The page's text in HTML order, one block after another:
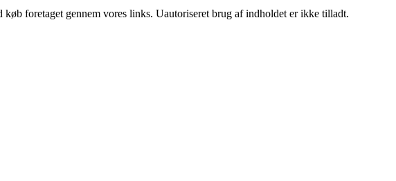
foretaget gennem vores links. Uautoriseret brug af indholdet er ikke tilladt.